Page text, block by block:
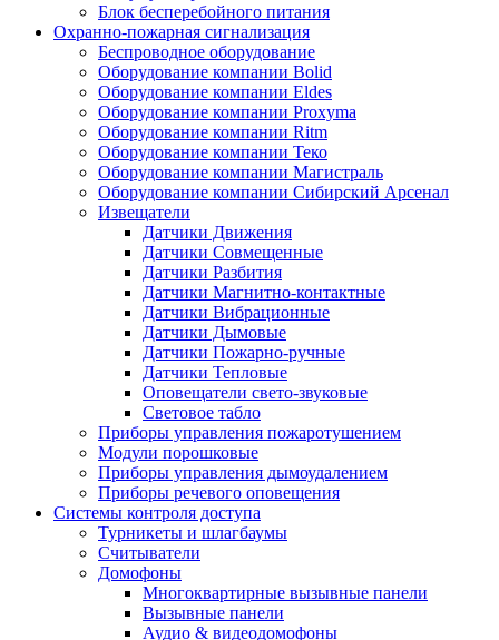
Блок бесперебойного питания
Охранно-пожарная сигнализация
Беспроводное оборудование
Оборудование компании Bolid
Оборудование компании Eldes
Оборудование компании Proxyma
Оборудование компании Ritm
Оборудование компании Теко
Оборудование компании Магистраль
Оборудование компании Сибирский Арсенал
Извещатели
Датчики Движения
Датчики Совмещенные
Датчики Разбития
Датчики Магнитно-контактные
Датчики Вибрационные
Датчики Дымовые
Датчики Пожарно-ручные
Датчики Тепловые
Оповещатели свето-звуковые
Световое табло
Приборы управления пожаротушением
Модули порошковые
Приборы управления дымоудалением
Приборы речевого оповещения
Системы контроля доступа
Турникеты и шлагбаумы
Cчитыватели
Домофоны
Многоквартирные вызывные панели
Вызывные панели
Аудио & видеодомофоны